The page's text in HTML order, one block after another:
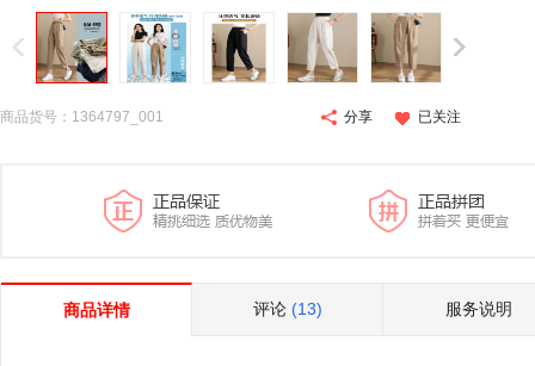
商品货号：1364797_001 分享 已关注
商品详情 评论 (13) 服务说明